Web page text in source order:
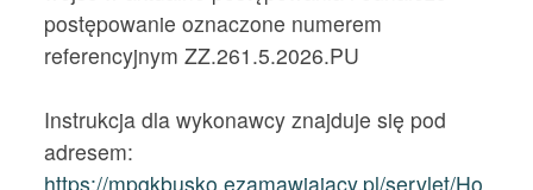
postępowanie oznaczone numerem
referencyjnym ZZ.261.5.2026.PU
Instrukcja dla wykonawcy znajduje się pod
adresem:
https://mpgkbusko.ezamawiajacy.pl/servlet/Ho